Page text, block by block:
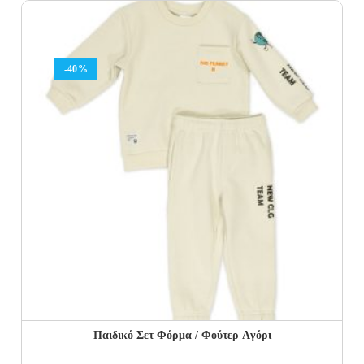
27.00€.
16.20€.
-40%
Παιδικό Σετ Φόρμα / Φούτερ Aγόρι